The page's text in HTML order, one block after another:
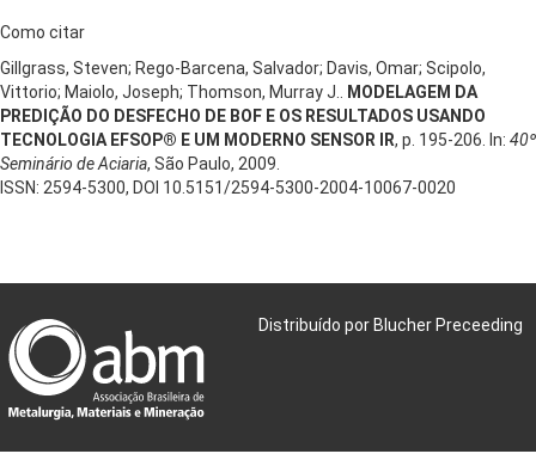
Como citar
Gillgrass, Steven; Rego-Barcena, Salvador; Davis, Omar; Scipolo,
Vittorio; Maiolo, Joseph; Thomson, Murray J..
MODELAGEM DA
PREDIÇÃO DO DESFECHO DE BOF E OS RESULTADOS USANDO
TECNOLOGIA EFSOP® E UM MODERNO SENSOR IR, p. 195-206. In: 40º
Seminário de Aciaria, São Paulo, 2009.
ISSN: 2594-5300, DOI 10.5151/2594-5300-2004-10067-0020
Distribuído por Blucher Preceeding